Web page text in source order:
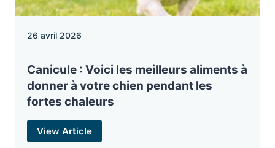
26 avril 2026
Canicule : Voici les meilleurs aliments à
donner à votre chien pendant les
fortes chaleurs
View Article